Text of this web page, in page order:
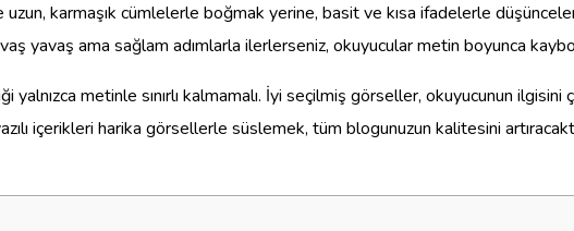
uzun, karmaşık cümlelerle boğmak yerine, basit ve kısa ifadelerle
yavaş ama sağlam adımlarla ilerlerseniz, okuyucular metin boyunca
yalnızca metinle sınırlı kalmamalı. İyi seçilmiş görseller, okuyucunun
içerikleri harika görsellerle süslemek, tüm blogunuzun kalitesini